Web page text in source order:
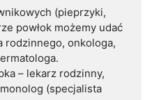
(pieprzyki,
powłok możemy udać
rodzinnego, onkologa,
– lekarz rodzinny,
(specjalista